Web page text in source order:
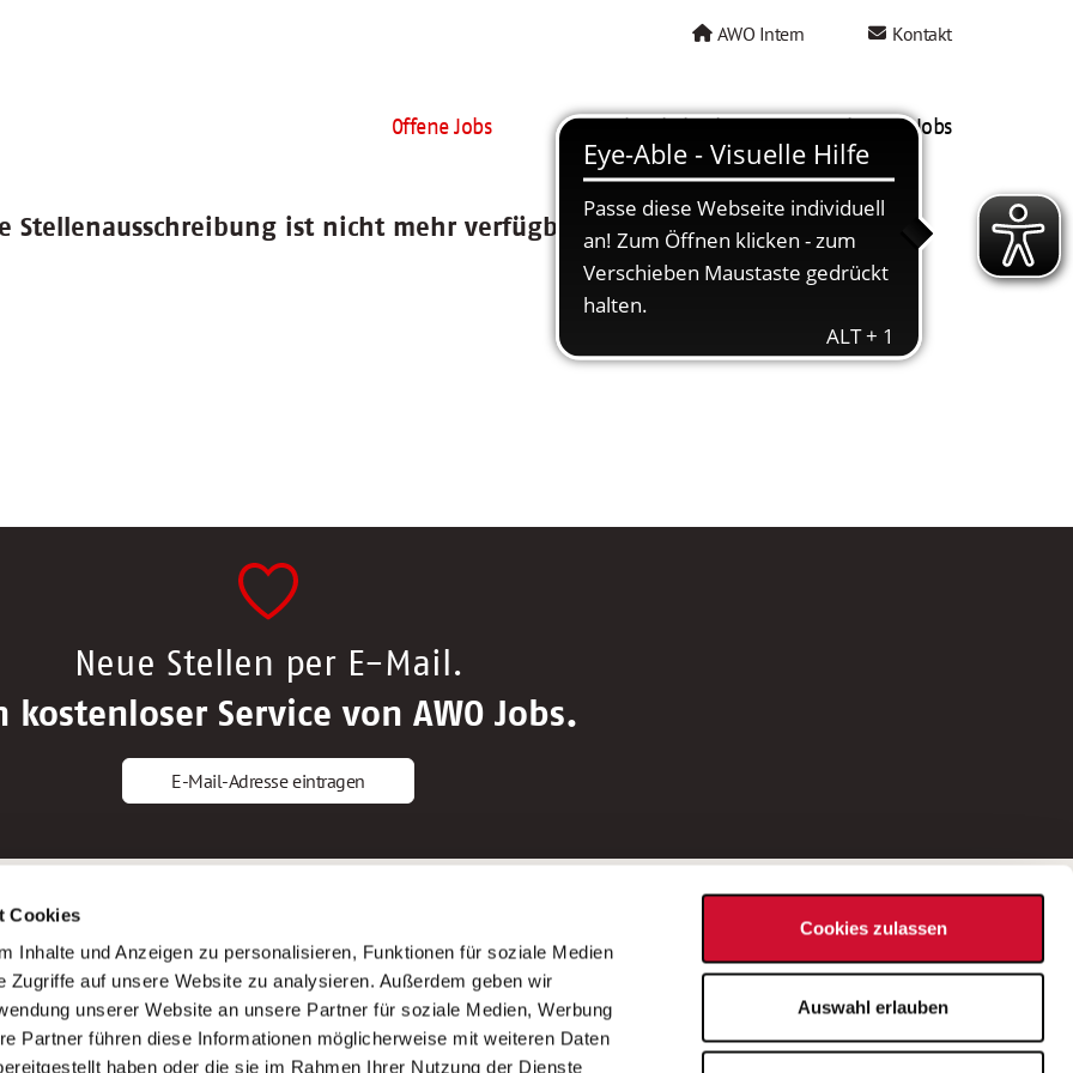
Cookies
Inhalte und Anzeigen zu personalisieren, Funktionen für soziale Medien
Zugriffe auf unsere Website zu analysieren. Außerdem geben wir
unserer Website an unsere Partner für soziale Medien, Werbung
Partner führen diese Informationen möglicherweise mit weiteren Daten
haben oder die sie im Rahmen Ihrer Nutzung der Dienste
Cookies zulassen
Auswahl erlauben
AWO Intern Kontakt
Offene Jobs AWO als Arbeitgeber Mein AWO Jobs
Stellenausschreibung ist nicht mehr verfügbar.
Neue Stellen per E-Mail.
kostenloser Service von AWO Jobs.
E-Mail-Adresse eintragen
Altenpfleger*in
Krankenpfleger*in
Altenpflegehelfer*in
Erzieher*in
AWO Gliederungen nach Bundesland
Stellenangebote nach Bundesländern
Sitemap
Impressum
Datenschutz
Bei Fragen zu einer Stellenausschreibung
wenden Sie sich bitte an die*den in der
Stellenausschreibung genannte*n